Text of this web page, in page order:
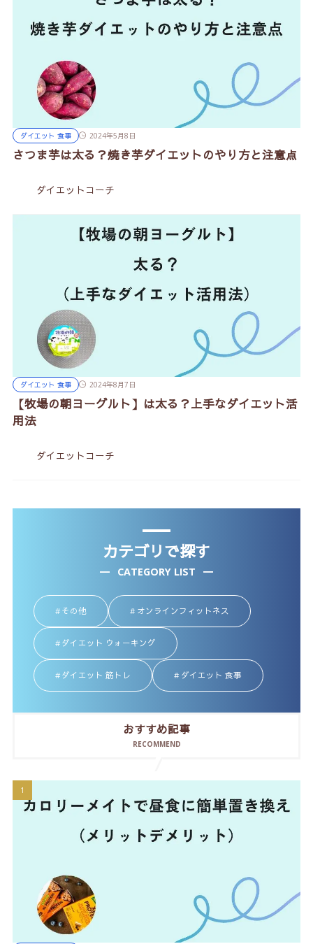
ダイエット 食事 2024年5月8日
さつま芋は太る？焼き芋ダイエットのやり方と注意点
ダイエットコーチ
ダイエット 食事 2024年8月7日
【牧場の朝ヨーグルト】は太る？上手なダイエット活
用法
ダイエットコーチ
カテゴリで探す
CATEGORY LIST
その他 オンラインフィットネス
ダイエット ウォーキング
ダイエット 筋トレ ダイエット 食事
おすすめ記事
RECOMMEND